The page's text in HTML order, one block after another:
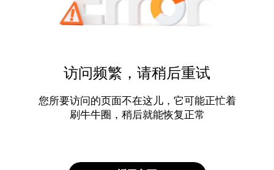
访问频繁，请稍后重试
您所要访问的页面不在这儿，它可能正忙着
刷牛牛圈，稍后就能恢复正常